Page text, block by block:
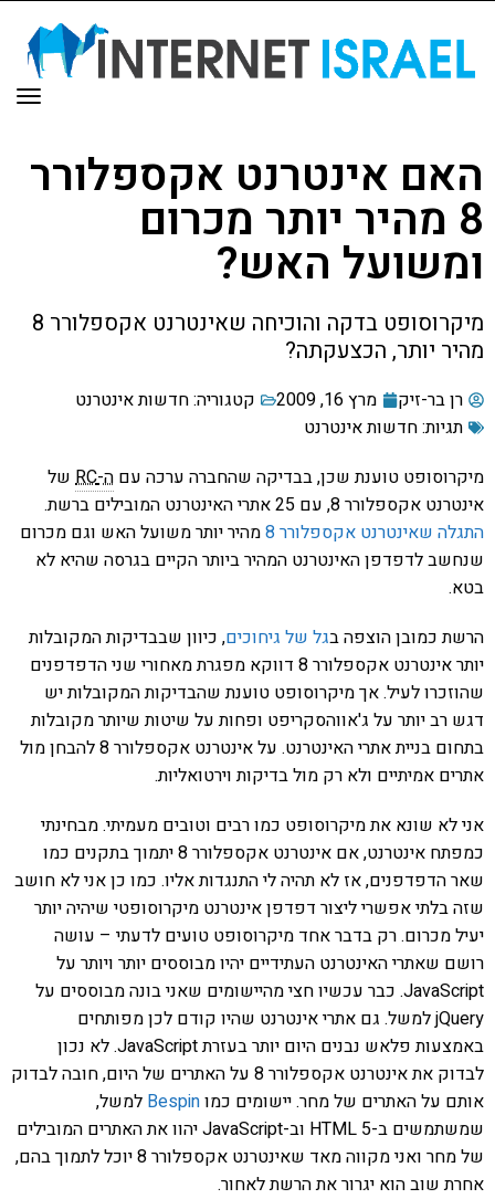
האם אינטרנט אקספלורר
8 מהיר יותר מכרום
ומשועל האש?
מיקרוסופט בדקה והוכיחה שאינטרנט אקספלורר 8
מהיר יותר, הכצעקתה?
רן בר-זיק מרץ 16, 2009 קטגוריה:חדשות אינטרנט
תגיות:חדשות אינטרנט
מיקרוסופט טוענת שכן, בבדיקה שהחברה ערכה עם ה-RC
של
אינטרנט אקספלורר 8, עם 25 אתרי האינטרנט המובילים ברשת.
התגלה שאינטרנט אקספלורר 8
מהיר יותר משועל האש וגם מכרום
שנחשב לדפדפן האינטרנט המהיר ביותר הקיים בגרסה שהיא לא
בטא.
הרשת כמובן הוצפה בגל של גיחוכים, כיוון שבבדיקות המקובלות
יותר אינטרנט אקספלורר 8 דווקא מפגרת מאחורי שני הדפדפנים
שהוזכרו לעיל. אך מיקרוסופט טוענת שהבדיקות המקובלות יש
דגש רב יותר על ג'אווהסקריפט ופחות על שיטות שיותר מקובלות
בתחום בניית אתרי האינטרנט. על אינטרנט אקספלורר 8 להבחן מול
אתרים אמיתיים ולא רק מול בדיקות וירטואליות.
אני לא שונא את מיקרוסופט כמו רבים וטובים מעמיתי. מבחינתי
כמפתח אינטרנט, אם אינטרנט אקספלורר 8 יתמוך בתקנים כמו
שאר הדפדפנים, אז לא תהיה לי התנגדות אליו. כמו כן אני לא חושב
שזה בלתי אפשרי ליצור דפדפן אינטרנט מיקרוסופטי שיהיה יותר
יעיל מכרום. רק בדבר אחד מיקרוסופט טועים לדעתי – עושה
רושם שאתרי האינטרנט העתידיים יהיו מבוססים יותר ויותר על
JavaScript. כבר עכשיו חצי מהיישומים שאני בונה מבוססים על
jQuery למשל. גם אתרי אינטרנט שהיו קודם לכן מפותחים
באמצעות פלאש נבנים היום יותר בעזרת JavaScript. לא נכון
לבדוק את אינטרנט אקספלורר 8 על האתרים של היום, חובה לבדוק
אותם על האתרים של מחר. יישומים כמוBespin למשל,
שמשתמשים ב-HTML 5 וב-JavaScript יהוו את האתרים המובילים
של מחר ואני מקווה מאד שאינטרנט אקספלורר 8 יוכל לתמוך בהם,
אחרת שוב הוא יגרור את הרשת לאחור.